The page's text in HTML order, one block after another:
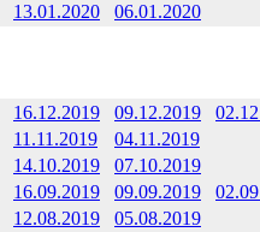
13.01.2020 06.01.2020
16.12.2019 09.12.2019
11.11.2019
04.11.2019
14.10.2019
07.10.2019
16.09.2019 09.09.2019
12.08.2019
05.08.2019